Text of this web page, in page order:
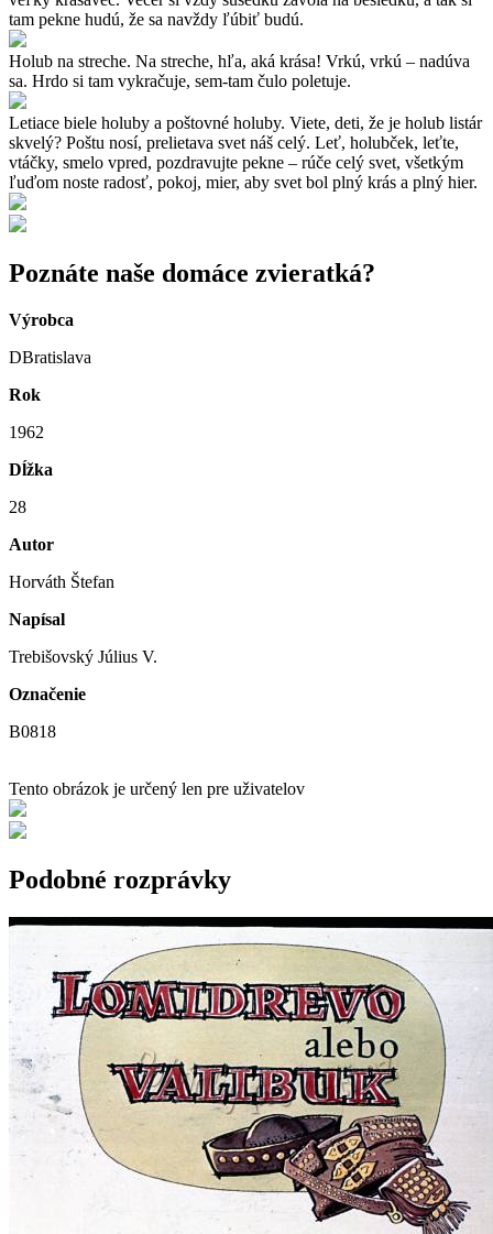
tam pekne hudú, že sa navždy ľúbiť budú.
Holub na streche. Na streche, hľa, aká krása! Vrkú, vrkú – nadúva
sa. Hrdo si tam vykračuje, sem-tam čulo poletuje.
Letiace biele holuby a poštovné holuby. Viete, deti, že je holub listár
skvelý? Poštu nosí, prelietava svet náš celý. Leť, holubček, leťte,
vtáčky, smelo vpred, pozdravujte pekne – rúče celý svet, všetkým
ľuďom noste radosť, pokoj, mier, aby svet bol plný krás a plný hier.
Poznáte naše domáce zvieratká?
Výrobca
DBratislava
Rok
1962
Dĺžka
28
Autor
Horváth Štefan
Napísal
Trebišovský Július V.
Označenie
B0818
Tento obrázok je určený len pre uživatelov
Podobné rozprávky